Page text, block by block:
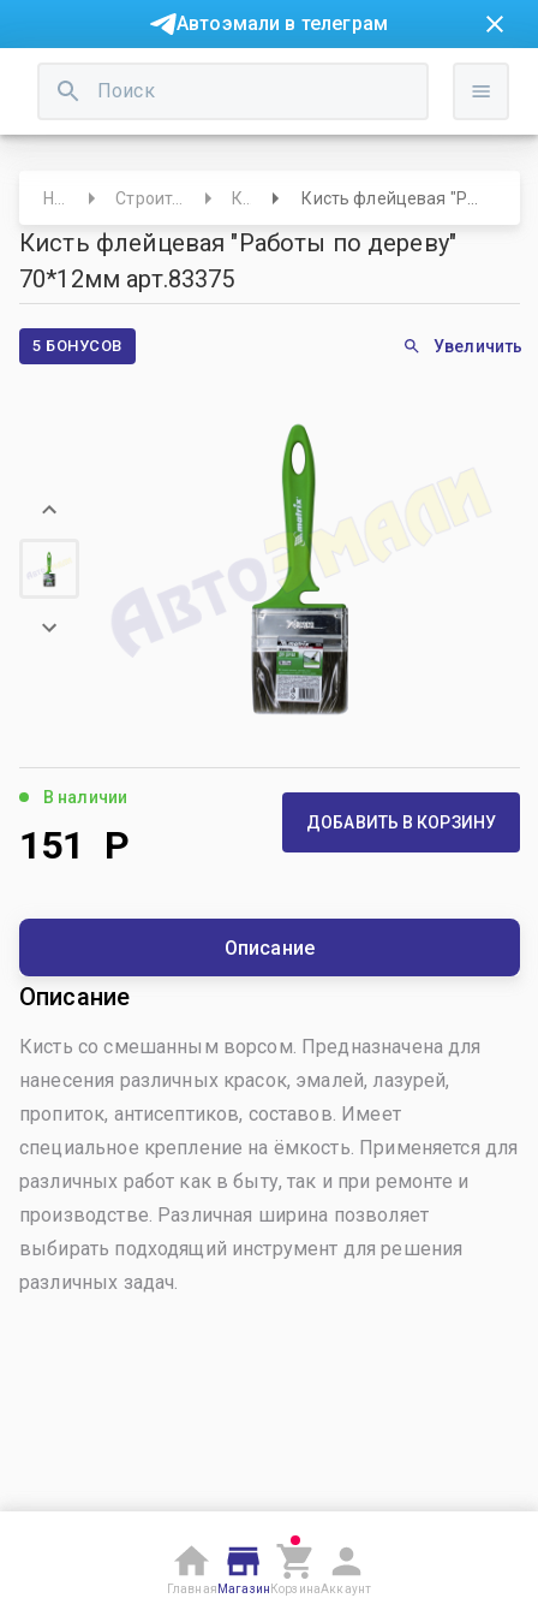
Автоэмали в телеграм
Строительный отдел
Кисть флейцевая "Работы по дереву"
70*12мм арт.83375
5 БОНУСОВ Увеличить
В наличии
151 Р ДОБАВИТЬ В КОРЗИНУ
Описание
Описание
Кисть со смешанным ворсом. Предназначена для
нанесения различных красок, эмалей, лазурей,
пропиток, антисептиков, составов. Имеет
специальное крепление на ёмкость. Применяется для
различных работ как в быту, так и при ремонте и
производстве. Различная ширина позволяет
выбирать подходящий инструмент для решения
различных задач.
Главная Магазин КорзинаАккаунт